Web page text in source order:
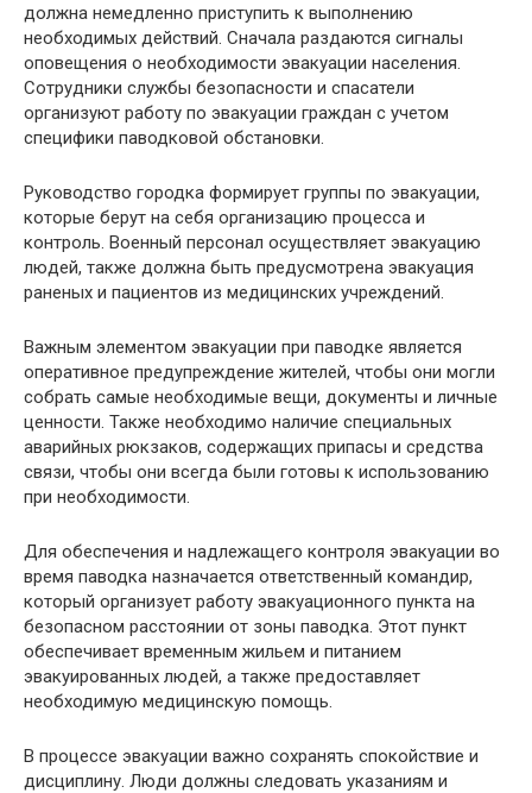
должна немедленно приступить к выполнению
необходимых действий. Сначала раздаются сигналы
оповещения о необходимости эвакуации населения.
Сотрудники службы безопасности и спасатели
организуют работу по эвакуации граждан с учетом
специфики паводковой обстановки.
Руководство городка формирует группы по эвакуации,
которые берут на себя организацию процесса и
контроль. Военный персонал осуществляет эвакуацию
людей, также должна быть предусмотрена эвакуация
раненых и пациентов из медицинских учреждений.
Важным элементом эвакуации при паводке является
оперативное предупреждение жителей, чтобы они могли
собрать самые необходимые вещи, документы и личные
ценности. Также необходимо наличие специальных
аварийных рюкзаков, содержащих припасы и средства
связи, чтобы они всегда были готовы к использованию
при необходимости.
Для обеспечения и надлежащего контроля эвакуации во
время паводка назначается ответственный командир,
который организует работу эвакуационного пункта на
безопасном расстоянии от зоны паводка. Этот пункт
обеспечивает временным жильем и питанием
эвакуированных людей, а также предоставляет
необходимую медицинскую помощь.
В процессе эвакуации важно сохранять спокойствие и
дисциплину. Люди должны следовать указаниям и